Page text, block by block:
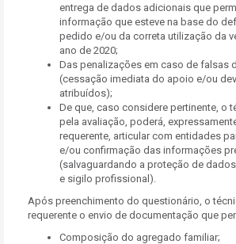
entrega de dados adicionais que
informação que esteve na base do
pedido e/ou da correta utilização da
ano de 2020;
Das penalizações em caso de falsas
(cessação imediata do apoio e/ou
atribuídos);
De que, caso considere pertinente, o
pela avaliação, poderá,
requerente, articular com entidades
e/ou confirmação das informações
(salvaguardando a proteção de
e sigilo profissional).
Após preenchimento do questionário, o
requerente o envio de documentação que
Composição do agregado familiar;